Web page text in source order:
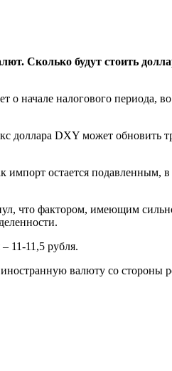
Сколько будут стоить
начале налогового периода,
доллара DXY может обновить
импорт остается подавленным,
что фактором, имеющим
11-11,5 рубля.
валюту со стороны